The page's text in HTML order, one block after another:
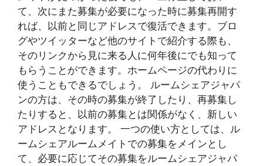
て、次にまた募集が必要になった時に募集再開す
れば、以前と同じアドレスで復活できます。ブロ
グやツイッターなど他のサイトで紹介する際も、
そのリンクから見に来る人に何年後にでも知って
もらうことができます。ホームページの代わりに
使うこともできるでしょう。 ルームシェアジャパ
ンの方は、その時の募集が終了したり、再募集し
たりすると、以前の募集とは関係がなく、新しい
アドレスとなります。 一つの使い方としては、ル
ームシェアルームメイトでの募集をメインとし
て、必要に応じてその募集をルームシェアジャパ